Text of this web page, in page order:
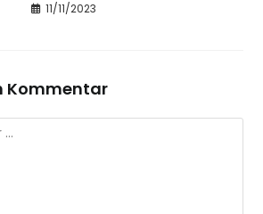
11/11/2023
Kommentar